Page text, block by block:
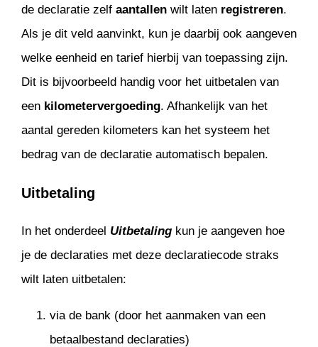
de declaratie zelf aantallen wilt laten registreren.
Als je dit veld aanvinkt, kun je daarbij ook aangeven
welke eenheid en tarief hierbij van toepassing zijn.
Dit is bijvoorbeeld handig voor het uitbetalen van
een kilometervergoeding. Afhankelijk van het
aantal gereden kilometers kan het systeem het
bedrag van de declaratie automatisch bepalen.
Uitbetaling
In het onderdeel Uitbetaling kun je aangeven hoe
je de declaraties met deze declaratiecode straks
wilt laten uitbetalen:
via de bank (door het aanmaken van een
betaalbestand declaraties)